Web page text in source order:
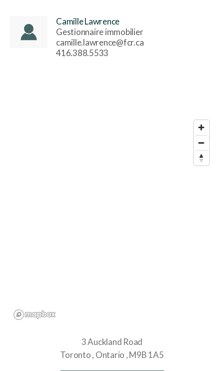
Camille Lawrence
Gestionnaire immobilier
camille.lawrence@fcr.ca
416.388.5533
3 Auckland Road
Toronto Ontario M9B 1A5